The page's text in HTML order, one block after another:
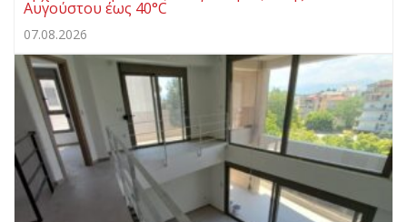
Αυγούστου έως 40°C
07.08.2026